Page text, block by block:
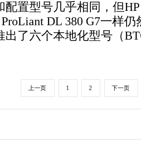
置型号几乎相同，但HP
DL 380 G7一样
出了六个本地化型号（
上一页 1 2 下一页